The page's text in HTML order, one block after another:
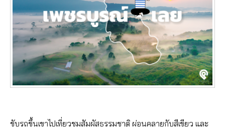
ขับรถขึ้นเขาไปเที่ยวชมสัมผัสธรรมชาติ ผ่อนคลายกับสีเขียว และ